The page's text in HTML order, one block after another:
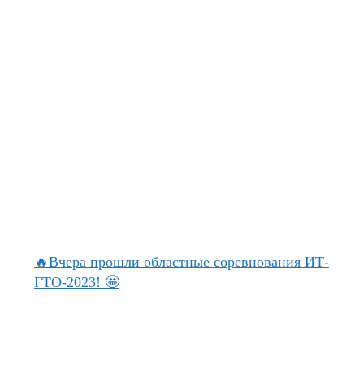
🔥Вчера прошли областные соревнования ИТ-
ГТО-2023! 🤩